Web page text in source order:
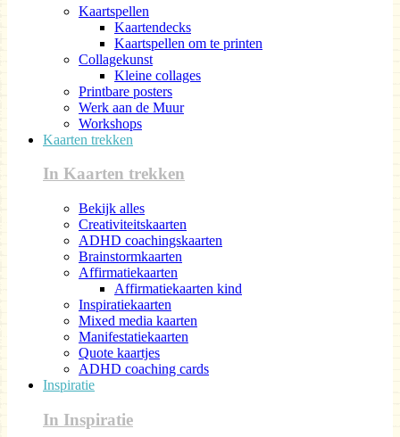
Kaartspellen
Kaartendecks
Kaartspellen om te printen
Collagekunst
Kleine collages
Printbare posters
Werk aan de Muur
Workshops
Kaarten trekken
In Kaarten trekken
Bekijk alles
Creativiteitskaarten
ADHD coachingskaarten
Brainstormkaarten
Affirmatiekaarten
Affirmatiekaarten kind
Inspiratiekaarten
Mixed media kaarten
Manifestatiekaarten
Quote kaartjes
ADHD coaching cards
Inspiratie
In Inspiratie